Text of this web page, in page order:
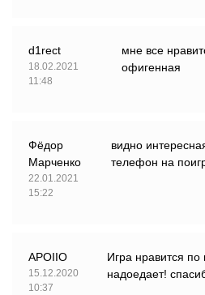
d1rect
18.02.2021
11:48
мне все
офигенная
Фёдор
Марченко
22.01.2021
15:22
видно
телефон на
APOIIO
15.12.2020
10:37
Игра нравится
надоедает!